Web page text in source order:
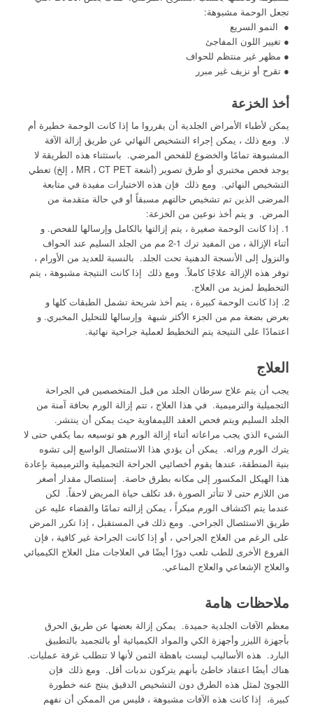
تجعل الوحمة مشبوهة:
● النمو السريع
● تغيير اللون المفاجئ
● مظهر غير منتظم للحواف
● تقرح أو نزيف غير مبرر
أخذ الخزعة
يمكن لأطباء الأمراض الجلدية أن يقرروا ما إذا كانت الوحمة خطيرة أم
لا. ومع ذلك ، يمكن إجراء التشخيص النهائي عن طريق إزالة الآفة
المشبوهة تمامًا والخضوع للفحص المرضي. باستثناء هذه الطريقة لا
يوجد فحص مختبري أو طرق تصوير (أشعة MR ، CT PET ، إلخ) تعطي
التشخيص النهائي. ومع ذلك فإن هذه الاختبارات مفيدة في متابعة
المرضى الذين تم تشخيص حالتهم مسبقاً أو في حالة متقدمة من
المرض. و يتم أخذ نوعين من الخزعة:
1. إذا كانت الوحمة صغيرة ، يتم إزالتها بالكامل وإرسالها للفحص. و
أثناء الإزالة ، من المفيد ترك 1-2 مم من الجلد السليم عند الحواف
والنزول إلى الأنسجة الدهنية تحت الجلد. بالنسبة للعديد من الأورام ،
توفر هذه الإزالة علاجًا كاملاً. ومع ذلك إذا كانت النتيجة مشبوهة ، يتم
التخطيط لمزيد من العلاج.
2. إذا كانت الوحمة كبيرة ، يتم أخذ شريحة تشمل الطبقات كلها و
بعرض بضعة مم من الجزء الأكثر شبهة وإرسالها للتحليل المخبري. و
اعتمادًا على النتيجة يتم التخطيط لعملية جراحية نهائية.
العلاج
يجب أن يتم علاج سرطان الجلد من قبل المتخصصين في الجراحة
التجميلية والترميمية. في هذا العلاج ، تتم إزالة الورم بحافة آمنة من
الجلد السليم ويتم فحص العقد الليمفاوية حيث يمكن أن ينتشر.
الشيء الذي يجب مراعاته أثناء إزالة الورم هو توسيعه بما يكفي حتى لا
يترك الورم ورائه. يمكن أن يؤدي هذا الاستئصال الواسع إلى تشوه
بنية المنطقة، عندها يقوم أخصائيي الجراحة التجميلية والترميمية بإعادة
هذا الهيكل المكسور إلى مكانه بطرق خاصة. إستئصال مقدار أصغر
من اللازم حتى لا تتأثر الصورة ،قد تكلف حياة المريض لاحقاً. لكن
عندما يتم اكتشاف الورم مبكراً ، يمكن إزالته تمامًا والقضاء عليه عن
طريق الاستئصال الجراحي. ومع ذلك في المستقبل ، إذا تكرر المرض
على الرغم من العلاج الجراحي ، أو إذا كانت الجراحة غير كافية ، فإن
الفروع الأخرى للطب تلعب دورًا أيضًا في العلاجات مثل العلاج الكيميائي
والعلاج الإشعاعي والعلاج المناعي.
ملاحظات هامة
معظم الآفات الجلدية حميدة. يمكن إزالة بعضها عن طريق الحرق
بأجهزة الليزر وأجهزة الكي والمواد الكيميائية أو بالتجميد بالتطبيق
البارد. هذه الأساليب ليست باهظة الثمن لأنها لا تتطلب غرفة عمليات.
هناك أيضًا اعتقاد خاطئ بأنهم يتركون ندبات أقل. ومع ذلك فإن
اللجوئ لمثل هذه الطرق دون التشخيص الدقيق ينتج عنه خطورة
كبيرة، إذا كانت هذه الآفات مشبوهة ، فليس من الممكن أن نفهم